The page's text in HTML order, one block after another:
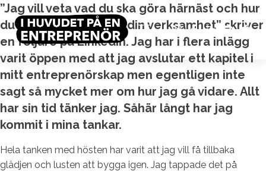
”Jag vill veta vad du ska göra härnäst och hur
du planerar stöpa om din verksamhet” skriver
en följare på LinkedIn. Jag har i flera inlägg
varit öppen med att jag avslutar ett kapitel i
mitt entreprenörskap men egentligen inte
sagt så mycket mer om hur jag gå vidare. Allt
har sin tid tänker jag. Såhär långt har jag
kommit i mina tankar.
Hela tanken med hösten har varit att jag vill få tillbaka
glädjen och lusten att bygga igen. Jag tappade det på